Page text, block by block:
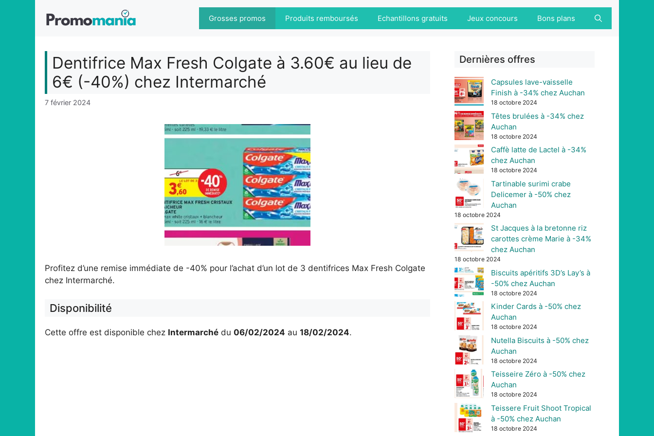
Grosses promos Produits remboursés Echantillons gratuits Jeux concours Bons plans
Dentifrice Max Fresh Colgate à 3.60€ au lieu de
6€ (-40%) chez Intermarché
7 février 2024
Profitez d’une remise immédiate de -40% pour l’achat d’un lot de 3 dentifrices Max Fresh Colgate
chez Intermarché.
Disponibilité
Cette offre est disponible chez Intermarché du 06/02/2024 au 18/02/2024.
Dernières offres
Capsules lave-vaisselle
Finish à -34% chez Auchan
18 octobre 2024
Têtes brulées à -34% chez
Auchan
18 octobre 2024
Caffè latte de Lactel à -34%
chez Auchan
18 octobre 2024
Tartinable surimi crabe
Delicemer à -50% chez
Auchan
18 octobre 2024
St Jacques à la bretonne riz
carottes crème Marie à -34%
chez Auchan
18 octobre 2024
Biscuits apéritifs 3D’s Lay’s à
-50% chez Auchan
18 octobre 2024
Kinder Cards à -50% chez
Auchan
18 octobre 2024
Nutella Biscuits à -50% chez
Auchan
18 octobre 2024
Teisseire Zéro à -50% chez
Auchan
18 octobre 2024
Teissere Fruit Shoot Tropical
à -50% chez Auchan
18 octobre 2024